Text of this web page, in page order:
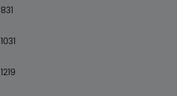
831
1031
1219